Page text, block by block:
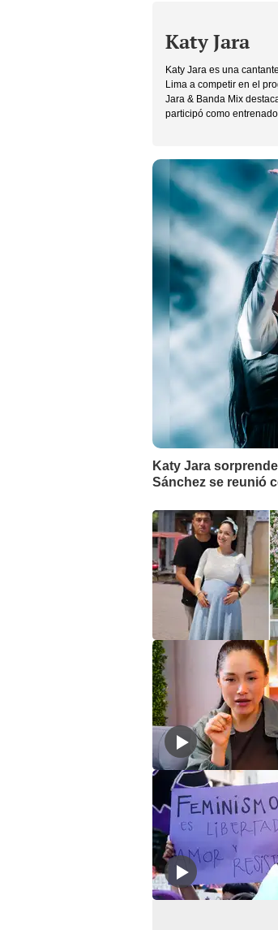
Katy Jara
Katy Jara es una
Lima a competir en el
Jara & Banda Mix
participó como
Katy Jara
Sánchez se reunió